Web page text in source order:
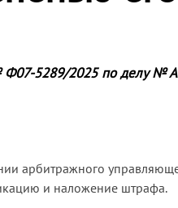
Ф07-5289/2025 по делу №
арбитражного
и наложение штрафа.